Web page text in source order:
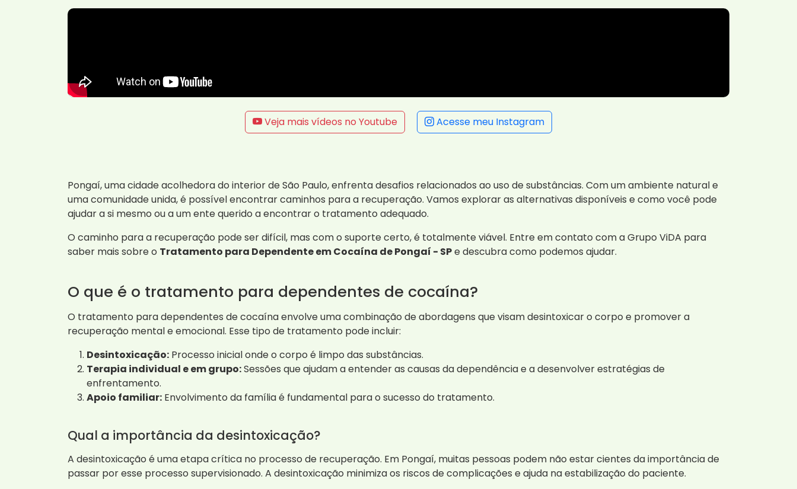
Veja mais vídeos no Youtube Acesse meu Instagram
Pongaí, uma cidade acolhedora do interior de São Paulo, enfrenta desafios relacionados ao uso de substâncias. Com um ambiente natural e
uma comunidade unida, é possível encontrar caminhos para a recuperação. Vamos explorar as alternativas disponíveis e como você pode
ajudar a si mesmo ou a um ente querido a encontrar o tratamento adequado.
O caminho para a recuperação pode ser difícil, mas com o suporte certo, é totalmente viável. Entre em contato com a Grupo ViDA para
saber mais sobre o Tratamento para Dependente em Cocaína de Pongaí - SPe descubra como podemos ajudar.
O que é o tratamento para dependentes de cocaína?
O tratamento para dependentes de cocaína envolve uma combinação de abordagens que visam desintoxicar o corpo e promover a
recuperação mental e emocional. Esse tipo de tratamento pode incluir:
Desintoxicação: Processo inicial onde o corpo é limpo das substâncias.
Terapia individual e em grupo:Sessões que ajudam a entender as causas da dependência e a desenvolver estratégias de
enfrentamento.
Apoio familiar: Envolvimento da família é fundamental para o sucesso do tratamento.
Qual a importância da desintoxicação?
A desintoxicação é uma etapa crítica no processo de recuperação. Em Pongaí, muitas pessoas podem não estar cientes da importância de
passar por esse processo supervisionado. A desintoxicação minimiza os riscos de complicações e ajuda na estabilização do paciente.